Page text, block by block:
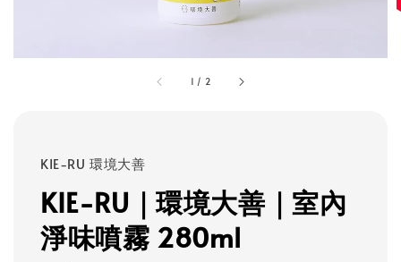
1 / 2
KIE-RU 環境大善
KIE-RU｜環境大善｜室內
淨味噴霧 280ml